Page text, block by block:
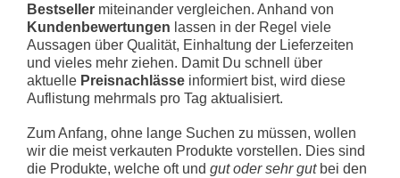
Bestseller miteinander vergleichen. Anhand von
Kundenbewertungen lassen in der Regel viele
Aussagen über Qualität, Einhaltung der Lieferzeiten
und vieles mehr ziehen. Damit Du schnell über
aktuelle Preisnachlässe informiert bist, wird diese
Auflistung mehrmals pro Tag aktualisiert.
Zum Anfang, ohne lange Suchen zu müssen, wollen
wir die meist verkauten Produkte vorstellen. Dies sind
die Produkte, welche oft und gut oder sehr gutbei den